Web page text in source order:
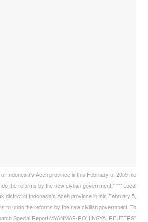
Indonesia's Aceh province in this February 5, 2009 file
the reforms by the new civilian government." *** Local
district of Indonesia's Aceh province in this February 5,
to undo the reforms by the new civilian government. To
Special Report MYANMAR-ROHINGYA. REUTERS"